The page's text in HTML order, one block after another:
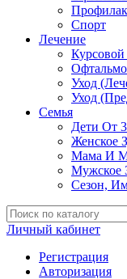
Спорт
Лечение
Уход
Уход
Семья
Дети От
Женское
Мама И
Мужское
Сезон,
Личный кабинет
Регистрация
Авторизация